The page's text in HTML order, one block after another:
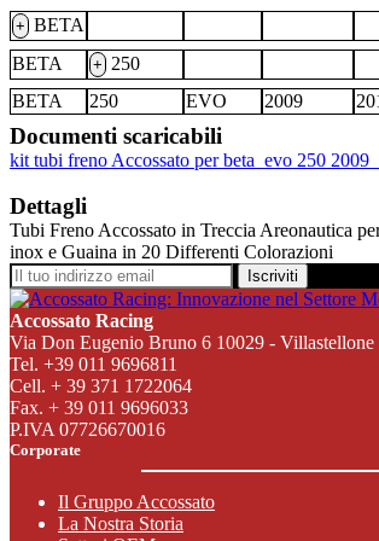
+ BETA
BETA
+ 250
BETA
250 EVO 2009
Documenti scaricabili
kit tubi freno Accossato per beta_evo 250
Dettagli
Tubi Freno Accossato in Treccia Areonautica
inox e Guaina in 20 Differenti Colorazioni
Iscriviti
Accossato Racing
Via Don Eugenio Bruno 6 10029 -
Tel. +39 011 9696811
Cell. + 39 371 1722064
Fax. + 39 011 9696033
P.IVA 07726670016
Corporate
Il Gruppo Accossato
La Nostra Storia